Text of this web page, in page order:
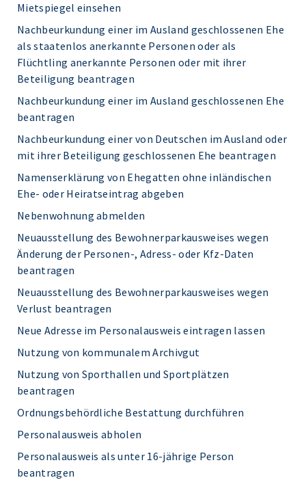
Mietspiegel einsehen
Nachbeurkundung einer im Ausland geschlossenen Ehe
als staatenlos anerkannte Personen oder als
Flüchtling anerkannte Personen oder mit ihrer
Beteiligung beantragen
Nachbeurkundung einer im Ausland geschlossenen Ehe
beantragen
Nachbeurkundung einer von Deutschen im Ausland oder
mit ihrer Beteiligung geschlossenen Ehe beantragen
Namenserklärung von Ehegatten ohne inländischen
Ehe- oder Heiratseintrag abgeben
Nebenwohnung abmelden
Neuausstellung des Bewohnerparkausweises wegen
Änderung der Personen-, Adress- oder Kfz-Daten
beantragen
Neuausstellung des Bewohnerparkausweises wegen
Verlust beantragen
Neue Adresse im Personalausweis eintragen lassen
Nutzung von kommunalem Archivgut
Nutzung von Sporthallen und Sportplätzen
beantragen
Ordnungsbehördliche Bestattung durchführen
Personalausweis abholen
Personalausweis als unter 16-jährige Person
beantragen